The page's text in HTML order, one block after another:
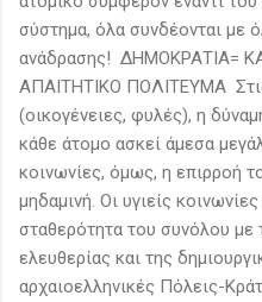
σύστημα, όλα συνδέονται με
ανάδρασης! ΔΗΜΟΚΡΑΤΙΑ=
ΑΠΑΙΤΗΤΙΚΟ ΠΟΛΙΤΕΥΜΑ
(οικογένειες, φυλές), η
κάθε άτομο ασκεί άμεσα
κοινωνίες, όμως, η επιρροή
μηδαμινή. Οι υγιείς
σταθερότητα του συνόλου με
ελευθερίας και της
αρχαιοελληνικές Πόλεις-